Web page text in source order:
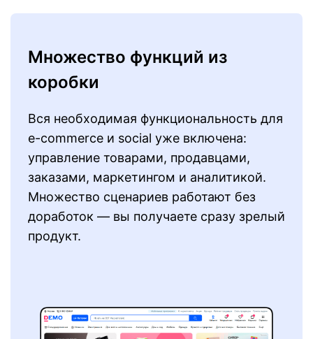
Множество функций из
коробки
Вся необходимая функциональность для
e-commerce и social уже включена:
управление товарами, продавцами,
заказами, маркетингом и аналитикой.
Множество сценариев работают без
доработок — вы получаете сразу зрелый
продукт.